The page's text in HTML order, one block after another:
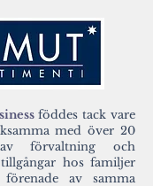
föddes tack vare
med över 20
förvaltning och
hos familjer
av samma